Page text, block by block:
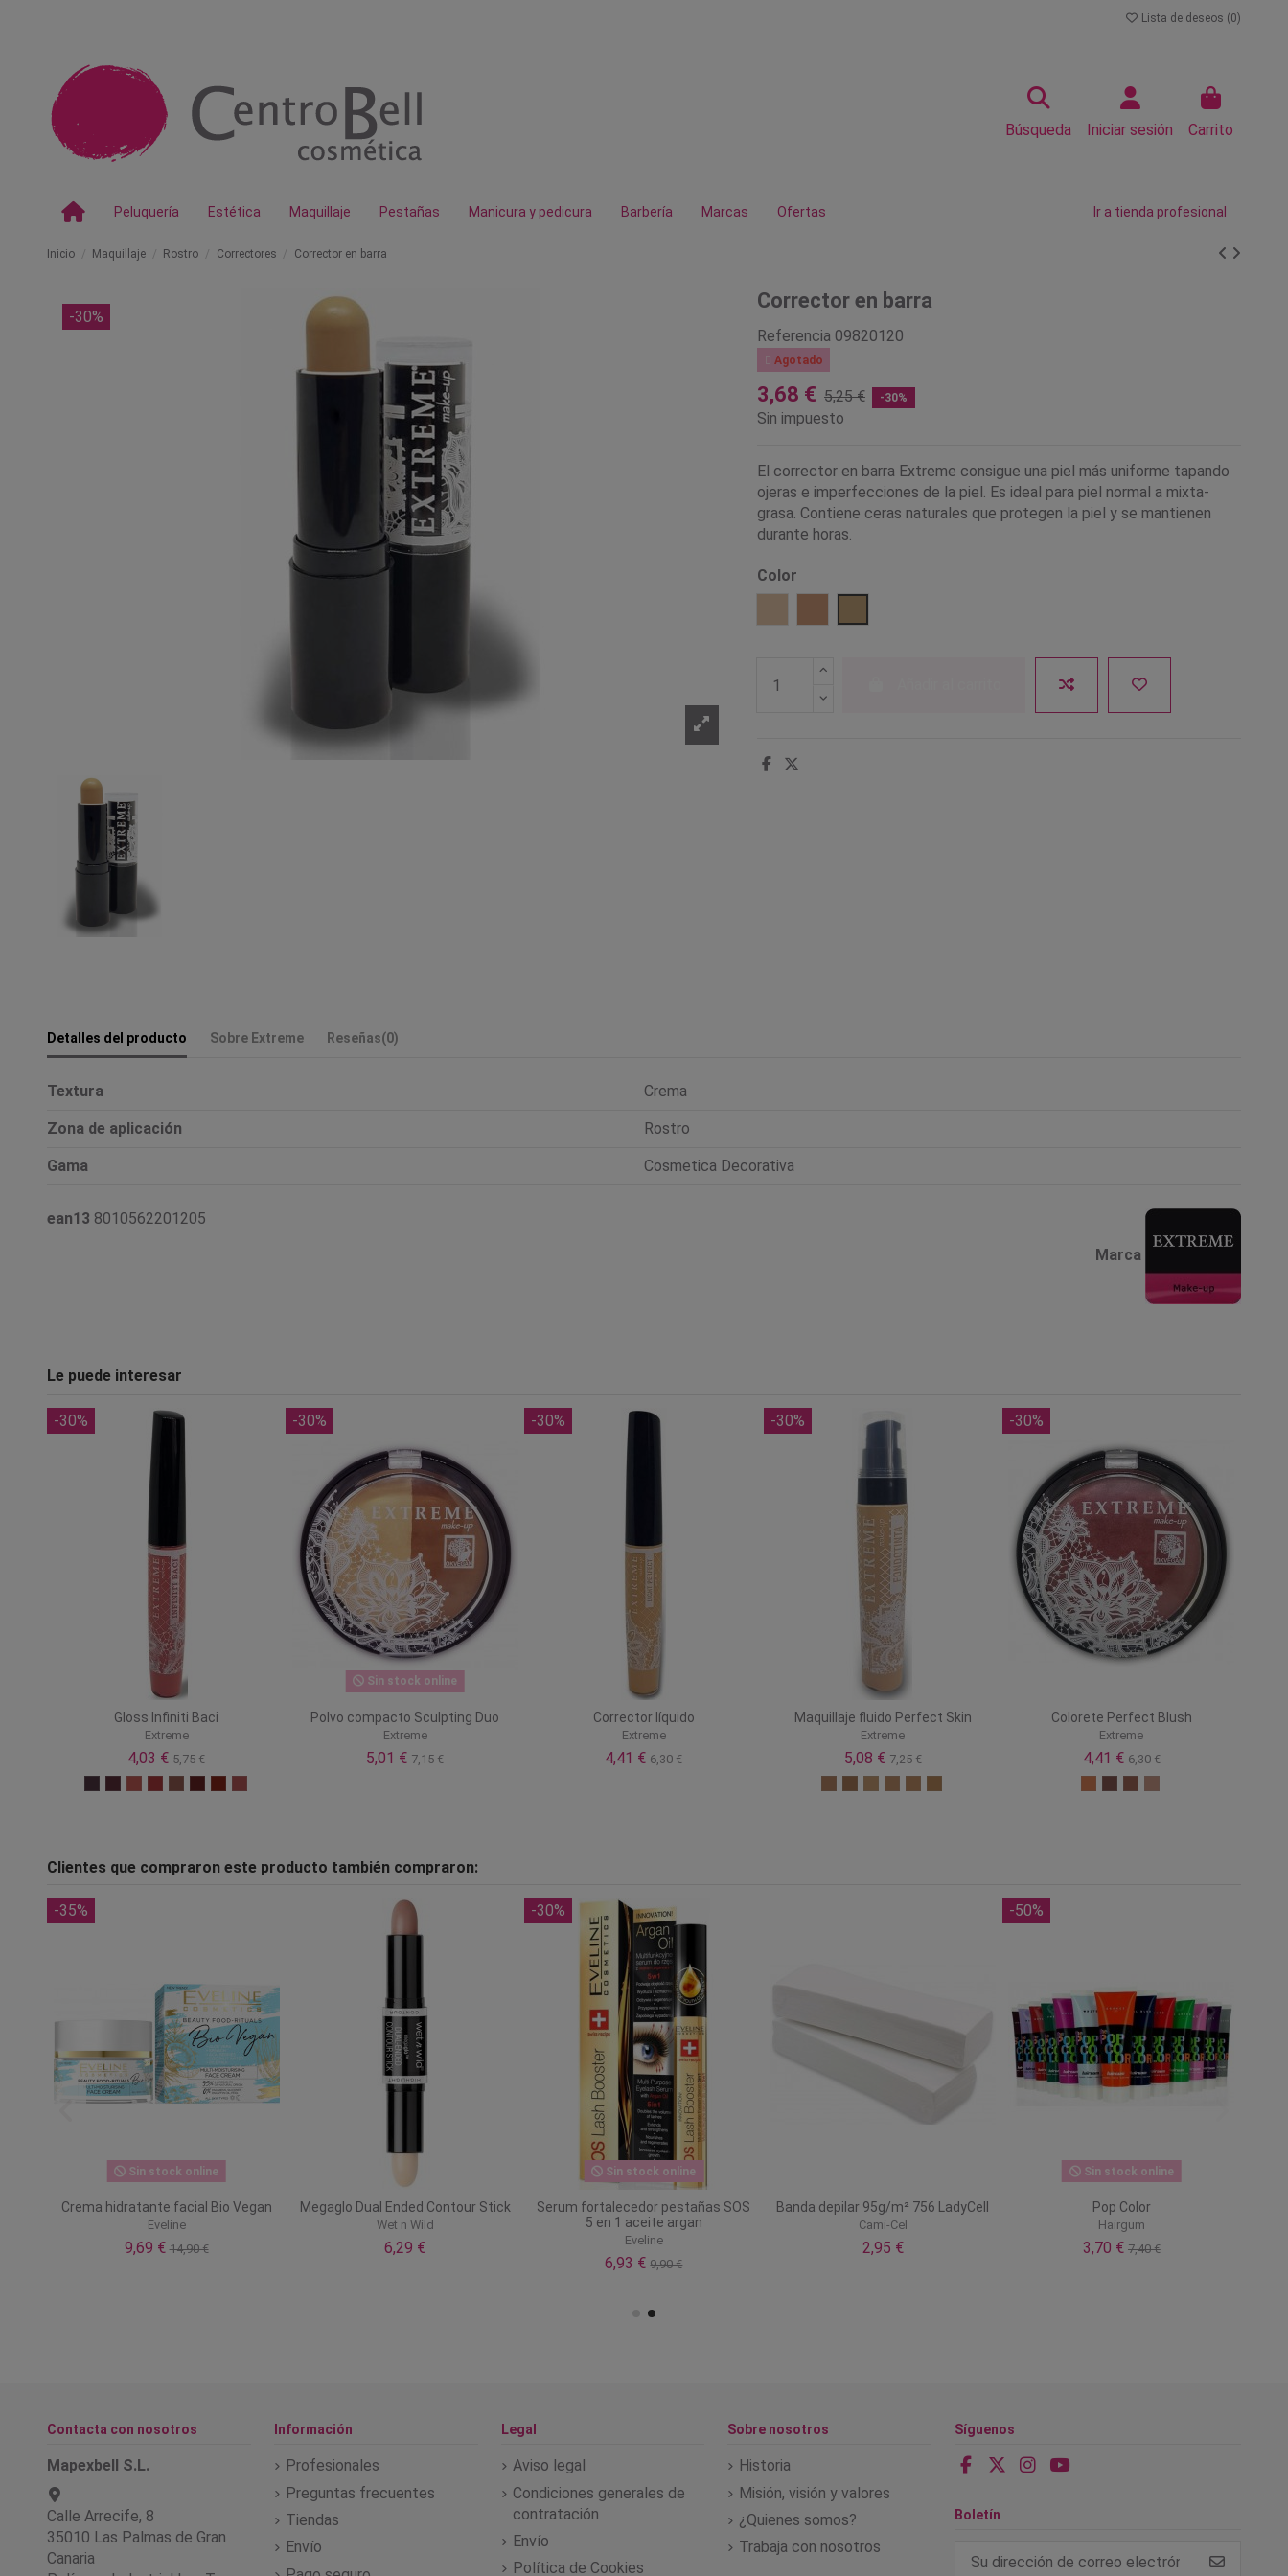
Lista de deseos (0)
Búsqueda Iniciar sesión Carrito
Peluquería Estética Maquillaje Pestañas Manicura y pedicura Barbería Marcas Ofertas Ir a tienda profesional
Inicio Maquillaje Rostro Correctores Corrector en barra
-30%
Corrector en barra
Referencia 09820120
Agotado
3,68 € 5,25 € -30%
Sin impuesto
El corrector en barra Extreme consigue una piel más uniforme tapando
ojeras e imperfecciones de la piel. Es ideal para piel normal a mixta-
grasa. Contiene ceras naturales que protegen la piel y se mantienen
durante horas.
Color
Detalles del producto Sobre Extreme Reseñas(0)
Textura Crema
Zona de aplicación Rostro
Gama Cosmetica Decorativa
Marca
ean13 8010562201205
Le puede interesar
-30%
Gloss Infiniti Baci
Extreme
4,03 €5,75 €
-30%
Sin stock online
Polvo compacto Sculpting Duo
Extreme
5,01 €7,15 €
-30%
Corrector líquido
Extreme
4,41 €6,30 €
-30%
Maquillaje fluido Perfect Skin
Extreme
5,08 € 7,25 €
-30%
Colorete Perfect Blush
Extreme
4,41 € 6,30 €
Clientes que compraron este producto también compraron:
-35%
Sin stock online
Crema hidratante facial Bio Vegan
Eveline
9,69 €14,90 €
Megaglo Dual Ended Contour Stick
Wet n Wild
6,29 €
-30%
Sin stock online
Serum fortalecedor pestañas SOS
5 en 1 aceite argan
Eveline
6,93 €9,90 €
Banda depilar 95g/m² 756 LadyCell
Cami-Cel
2,95 €
-50%
Sin stock online
Pop Color
Hairgum
3,70 € 7,40 €
Contacta con nosotros
Mapexbell S.L.
Calle Arrecife, 8
35010 Las Palmas de Gran
Canaria
Información
Profesionales
Preguntas frecuentes
Tiendas
Envío
Legal
Aviso legal
Condiciones generales de
contratación
Envío
Política de Cookies
Sobre nosotros
Historia
Misión, visión y valores
¿Quienes somos?
Trabaja con nosotros
Síguenos
Boletín